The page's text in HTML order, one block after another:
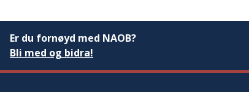
Er du fornøyd med NAOB?
Bli med og bidra!